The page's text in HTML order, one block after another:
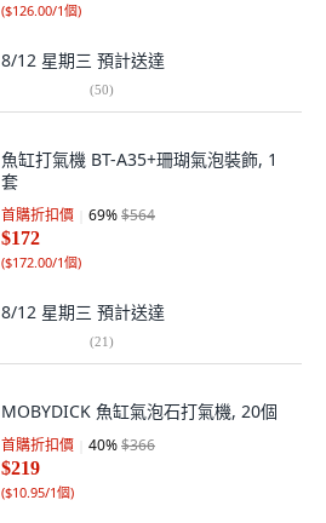
($126.00/1個)
8/12 星期三 預計送達
(50)
魚缸打氣機 BT-A35+珊瑚氣泡裝飾, 1
套
首購折扣價 69%$564
$172
($172.00/1個)
8/12 星期三 預計送達
(21)
MOBYDICK 魚缸氣泡石打氣機, 20個
首購折扣價 40%$366
$219
($10.95/1個)